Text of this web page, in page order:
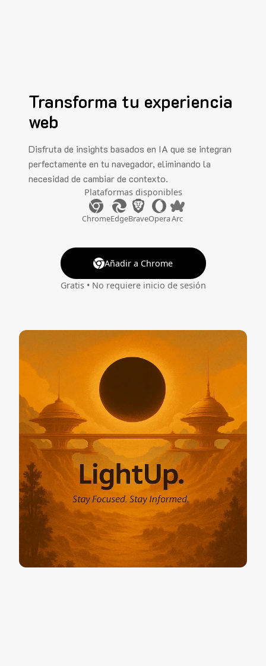
Transforma tu experiencia
web
Disfruta de insights basados en IA que se integran
perfectamente en tu navegador, eliminando la
necesidad de cambiar de contexto.
Plataformas disponibles
ChromeEdgeBraveOperaArc
Añadir a Chrome
Gratis • No requiere inicio de sesión